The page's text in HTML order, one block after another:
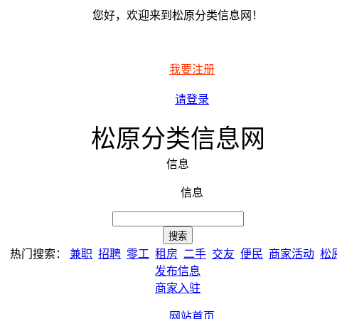
您好，欢迎来到松原分类信息网！
我要注册
请登录
松原分类信息网
信息
信息
热门搜索： 兼职 招聘 零工 租房 二手 交友 便民 商家活动 松
发布信息
商家入驻
网站首页